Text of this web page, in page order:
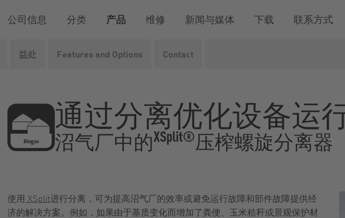
公司信息 分类 产品 维修 新闻与媒体 下载 联系方式
Vogelsang 产品 分离技术 分离器 XSplit
通过分离优化设备运
沼气厂中的XSplit®压榨螺旋分离器
益处 Features and Options Contact
使用 XSplit进行分离，可为提高沼气厂的效率或避免运行故障和部件故障提供经
济的解决方案。例如，如果由于基质变化而增加了粪便、玉米秸秆或景观保护材